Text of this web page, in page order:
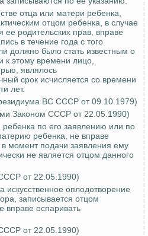
отца или матери ребенка,
отцом ребенка, в случае
родительских прав, вправе
в течение года с того
должно было стать известным о
к этому времени лицо,
являлось
срок исчисляется со времени
лет.
ВС СССР от 09.10.1979)
Законом СССР от 22.05.1990)
по его заявлению или по
ребенка, не вправе
в момент подачи заявления ему
не является отцом данного
от 22.05.1990)
оплодотворение
записывается отцом
вправе оспаривать
от 22.05.1990)